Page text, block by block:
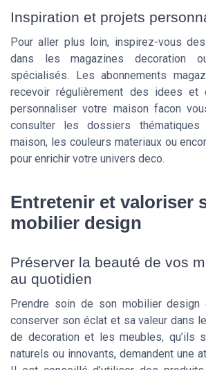
Inspiration et projets
Pour aller plus loin, inspirez-vous
dans les magazines decoration
spécialisés. Les abonnements
recevoir régulièrement des idees et
personnaliser votre maison facon
consulter les dossiers
maison, les couleurs materiaux ou
pour enrichir votre univers deco.
Entretenir et valoriser
mobilier design
Préserver la beauté de vos
au quotidien
Prendre soin de son mobilier
conserver son éclat et sa valeur dans
de decoration et les meubles, qu’ils
naturels ou innovants, demandent une